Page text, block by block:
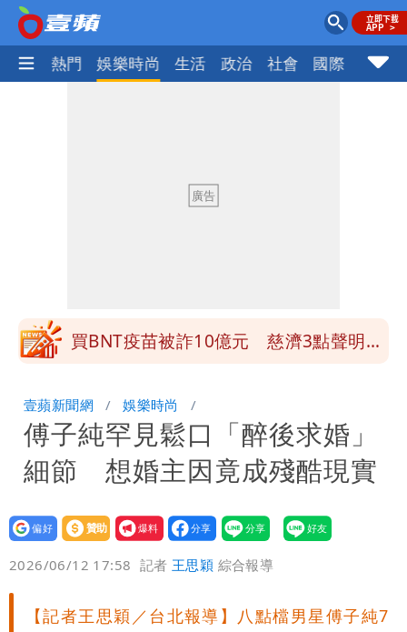
焦點 熱門 娛樂時尚 生活 政治 社會 國際 財經
當年缺疫苗缺快篩缺口罩 王鴻薇：陳時
很多謹慎判斷當時未被理解
買BNT疫苗被詐10億元 慈濟3點聲明：
團有機會詐騙慈濟的就是民進黨
營建署前處長收廠商百萬賄款 終判3年
8月將入監
當年缺疫苗缺快篩缺口罩 王鴻薇：陳時
中哪來勇氣要別人道歉
壹蘋新聞網 娛樂時尚
傅子純罕見鬆口「醉後求婚」
細節 想婚主因竟成殘酷現實
設為
贊助
我要
爆料
2026/06/12 17:58 記者王思穎 綜合報導
【記者王思穎／台北報導】八點檔男星傅子純7